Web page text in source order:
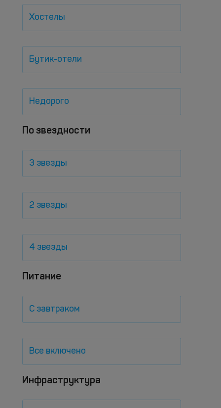
Хостелы
Бутик-отели
Недорого
По звездности
3 звезды
2 звезды
4 звезды
Питание
С завтраком
Все включено
Инфраструктура